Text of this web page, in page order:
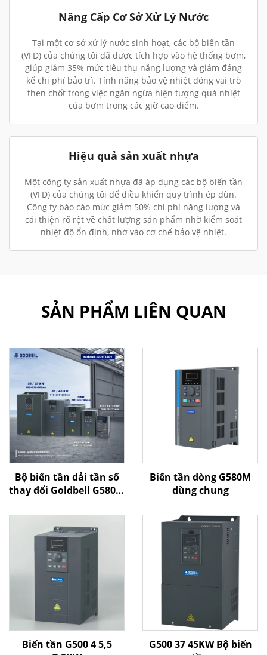
Nâng Cấp Cơ Sở Xử Lý Nước
Tại một cơ sở xử lý nước sinh hoạt, các bộ biến tần
(VFD) của chúng tôi đã được tích hợp vào hệ thống bơm,
giúp giảm 35% mức tiêu thụ năng lượng và giảm đáng
kể chi phí bảo trì. Tính năng bảo vệ nhiệt đóng vai trò
then chốt trong việc ngăn ngừa hiện tượng quá nhiệt
của bơm trong các giờ cao điểm.
Hiệu quả sản xuất nhựa
Một công ty sản xuất nhựa đã áp dụng các bộ biến tần
(VFD) của chúng tôi để điều khiển quy trình ép đùn.
Công ty báo cáo mức giảm 50% chi phí năng lượng và
cải thiện rõ rệt về chất lượng sản phẩm nhờ kiểm soát
nhiệt độ ổn định, nhờ vào cơ chế bảo vệ nhiệt.
SẢN PHẨM LIÊN QUAN
Bộ biến tần dải tần số
thay đổi Goldbell G580M
khiển V/F và điều khiển
vector | Bộ biến tần
được chứng nhận CE
Biến tần dòng G580M
dùng chung
Biến tần G500 4 5,5
G500 37 45KW Bộ biến